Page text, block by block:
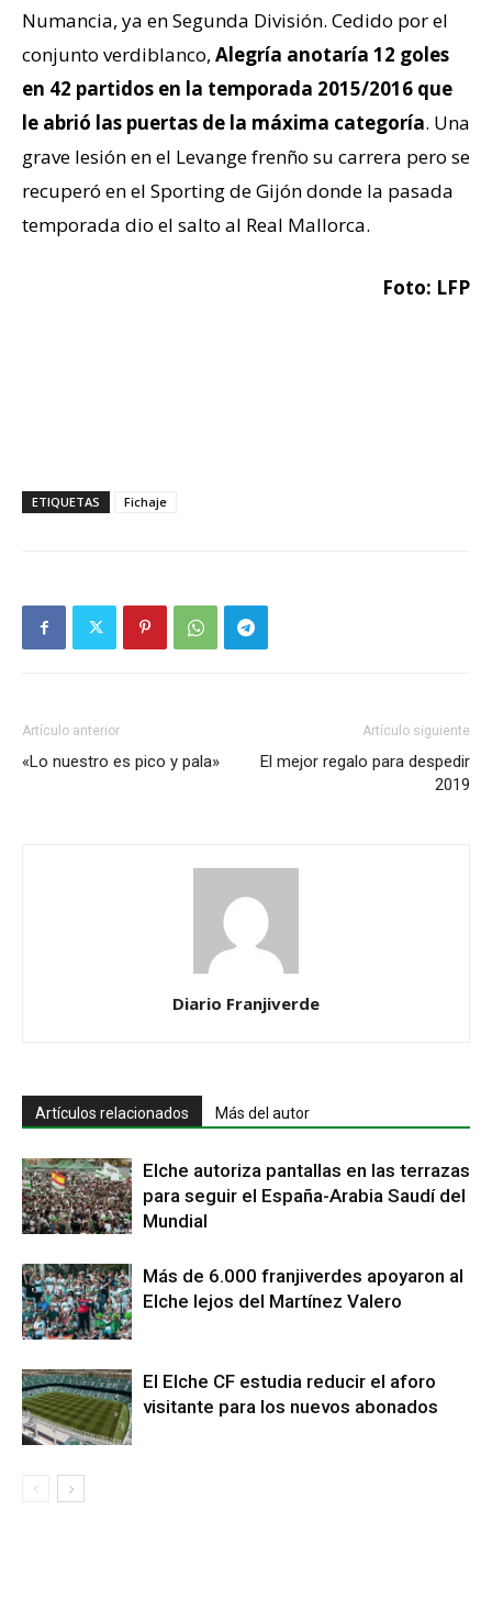
Numancia, ya en Segunda División. Cedido por el
conjunto verdiblanco, Alegría anotaría 12 goles
en 42 partidos en la temporada 2015/2016 que
le abrió las puertas de la máxima categoría. Una
grave lesión en el Levange frenño su carrera pero se
recuperó en el Sporting de Gijón donde la pasada
temporada dio el salto al Real Mallorca.
Foto: LFP
ETIQUETAS Fichaje
Artículo anterior
«Lo nuestro es pico y pala»
Artículo siguiente
El mejor regalo para despedir
2019
Diario Franjiverde
Artículos relacionados Más del autor
Elche autoriza pantallas en las terrazas
para seguir el España-Arabia Saudí del
Mundial
Más de 6.000 franjiverdes apoyaron al
Elche lejos del Martínez Valero
El Elche CF estudia reducir el aforo
visitante para los nuevos abonados